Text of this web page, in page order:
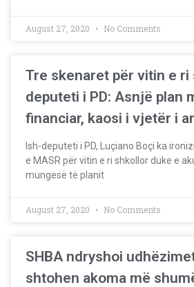
August 27, 2020 No Comments
Tre skenaret për vitin e ri
deputeti i PD: Asnjë plan
financiar, kaosi i vjetër i
Ish-deputeti i PD, Luçiano Boçi ka
e MASR për vitin e ri shkollor duke e
mungesë të planit
August 27, 2020 No Comments
SHBA ndryshoi
shtohen akoma më